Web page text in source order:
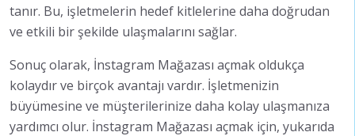
tanır. Bu, işletmelerin hedef kitlelerine daha doğrudan
ve etkili bir şekilde ulaşmalarını sağlar.
Sonuç olarak, İnstagram Mağazası açmak oldukça
kolaydır ve birçok avantajı vardır. İşletmenizin
büyümesine ve müşterilerinize daha kolay ulaşmanıza
yardımcı olur. İnstagram Mağazası açmak için, yukarıda